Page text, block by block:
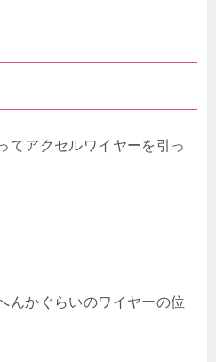
てアクセルワイヤーを引っ
んかぐらいのワイヤーの位